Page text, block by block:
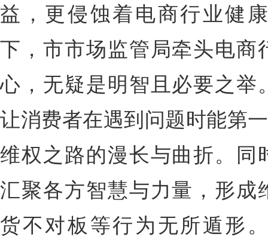
益，更侵蚀着电商行业健
下，市市场监管局牵头电商
心，无疑是明智且必要之举
让消费者在遇到问题时能第
维权之路的漫长与曲折。同
汇聚各方智慧与力量，形成
货不对板等行为无所遁形